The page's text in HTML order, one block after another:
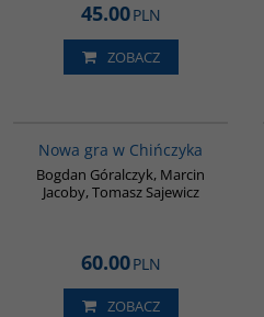
45.00PLN
ZOBACZ
Nowa gra w Chińczyka
Bogdan Góralczyk, Marcin
Jacoby, Tomasz Sajewicz
60.00PLN
ZOBACZ